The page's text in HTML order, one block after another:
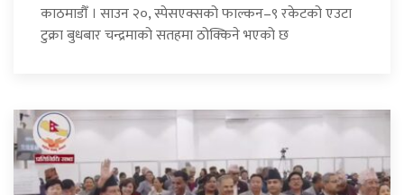
काठमाडौँ । साउन २०, स्पेसएक्सको फाल्कन–९ रकेटको एउटा
टुक्रा बुधबार चन्द्रमाको सतहमा ठोक्किने भएको छ